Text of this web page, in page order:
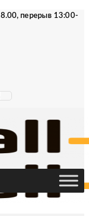
перерыв 13:00-